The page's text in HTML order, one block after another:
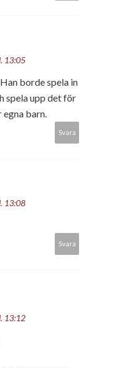
13:05
borde spela in
spela upp det för
barn.
Svara
13:08
Svara
13:12